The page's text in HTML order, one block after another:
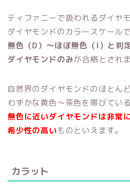
ティファニーで扱われるダイヤモ
ダイヤモンドのカラースケールで
無色（D）～ほぼ無色（I）と判
ダイヤモンドのみが合格とされま
自然界のダイヤモンドのほとん
わずかな黄色～茶色を帯びてい
無色に近いダイヤモンドは非常に
希少性の高いものといえます。
カラット